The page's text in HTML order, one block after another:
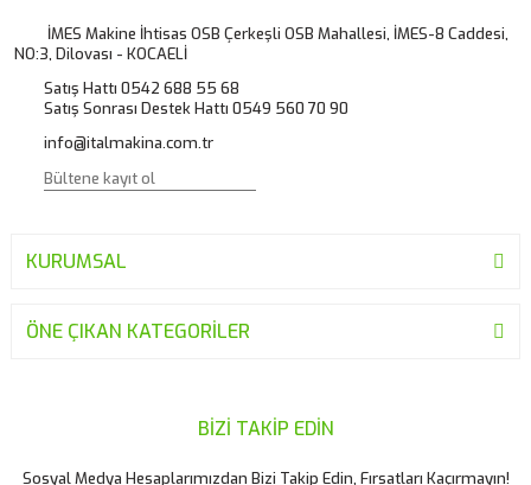
Ürün bilgilerinde hatalar bulunuyor.
Ürün fiyatı diğer sitelerden daha pahalı.
Bu ürüne benzer farklı alternatifler olmalı.
İMES Makine İhtisas OSB Çerkeşli OSB Mahallesi, İMES-8 Caddesi,
NO:3, Dilovası - KOCAELİ
Satış Hattı 0542 688 55 68
Satış Sonrası Destek Hattı 0549 560 70 90
info@italmakina.com.tr
KURUMSAL
ÖNE ÇIKAN KATEGORİLER
BİZİ TAKİP EDİN
Sosyal Medya Hesaplarımızdan Bizi Takip Edin, Fırsatları Kaçırmayın!